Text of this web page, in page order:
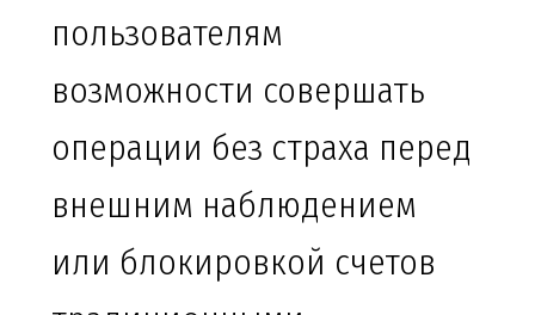
пользователям
возможности совершать
операции без страха перед
внешним наблюдением
или блокировкой счетов